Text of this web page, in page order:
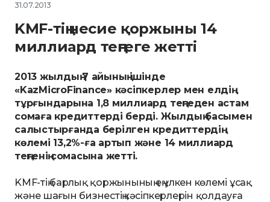
31.07.2013
KMF-тің несие қоржыны 14
миллиард теңгеге жетті
2013 жылдың 7 айының ішінде
«KazMicroFinance» кәсіпкерлер мен елдің
тұрғындарына 1,8 миллиард теңгеден астам
сомаға кредиттерді берді. Жылдың басымен
салыстырғанда берілген кредиттердің
көлемі 13,2%-ға артып және 14 миллиард
теңгенің сомасына жетті.
KMF-тің барлық қоржынының ең үлкен көлемі ұсақ
және шағын бизнестің кәсіпкерлерін қолдауға